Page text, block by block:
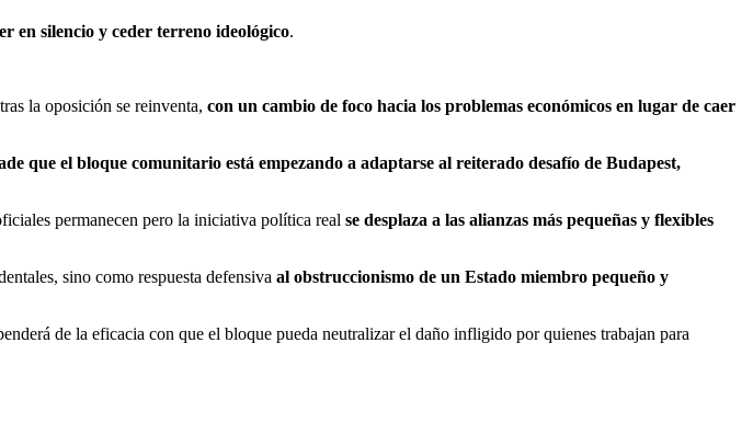
en silencio y ceder terreno ideológico.
la oposición se reinventa, con un cambio de foco hacia los problemas económicos en lugar de caer
que el bloque comunitario está empezando a adaptarse al reiterado desafío de Budapest,
permanecen pero la iniciativa política real se desplaza a las alianzas más pequeñas y flexibles
sino como respuesta defensiva al obstruccionismo de un Estado miembro pequeño y
de la eficacia con que el bloque pueda neutralizar el daño infligido por quienes trabajan para